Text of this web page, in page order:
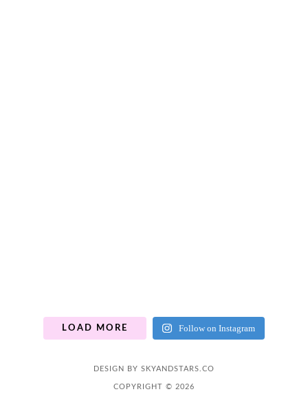
LOAD MORE Follow on Instagram
DESIGN BY SKYANDSTARS.CO
COPYRIGHT © 2026